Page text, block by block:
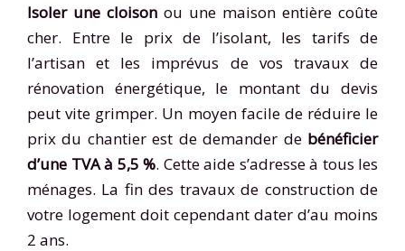
Isoler une cloison ou une maison entière coûte
cher. Entre le prix de l’isolant, les tarifs de
l’artisan et les imprévus de vos travaux de
rénovation énergétique, le montant du devis
peut vite grimper. Un moyen facile de réduire le
prix du chantier est de demander de bénéficier
d’une TVA à 5,5 %. Cette aide s’adresse à tous les
ménages. La fin des travaux de construction de
votre logement doit cependant dater d’au moins
2 ans.